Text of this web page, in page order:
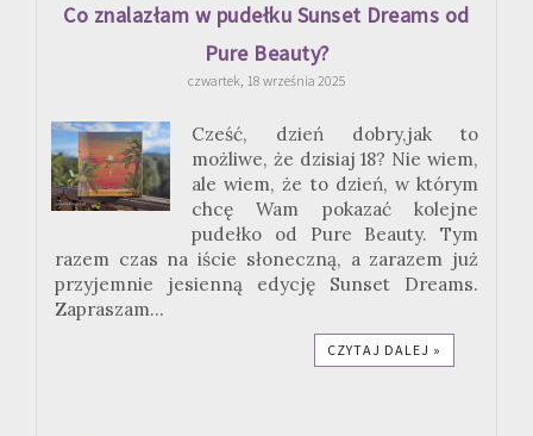
Co znalazłam w pudełku Sunset Dreams od
Pure Beauty?
czwartek, 18 września 2025
Cześć, dzień dobry,jak to
możliwe, że dzisiaj 18? Nie wiem,
ale wiem, że to dzień, w którym
chcę Wam pokazać kolejne
pudełko od Pure Beauty. Tym
razem czas na iście słoneczną, a zarazem już
przyjemnie jesienną edycję Sunset Dreams.
Zapraszam...
CZYTAJ DALEJ »